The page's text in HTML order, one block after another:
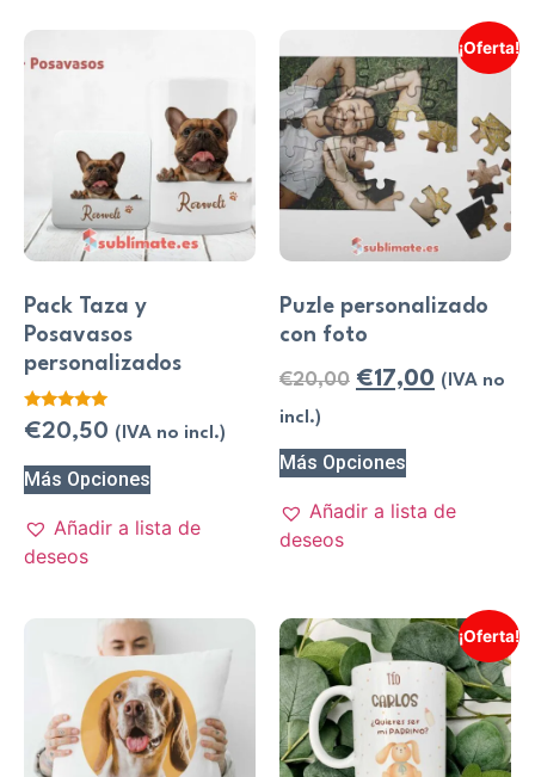
Pack Taza y
Posavasos
personalizados
Valorado
con
de 5
€20,50 (IVA no incl.)
Más Opciones
Añadir a lista de
deseos
¡Oferta!
Puzle personalizado
con foto
€20,00 €17,00 (IVA no
incl.)
Más Opciones
Añadir a lista de
deseos
¡Oferta!